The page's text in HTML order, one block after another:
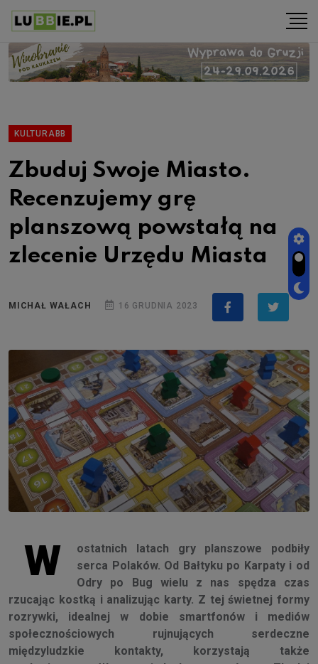
KULTURABB
Zbuduj Swoje Miasto.
Recenzujemy grę
planszową powstałą na
zlecenie Urzędu Miasta
MICHAŁ WAŁACH 16 GRUDNIA 2023
W
ostatnich latach gry planszowe podbiły
serca Polaków. Od Bałtyku po Karpaty i od
Odry po Bug wielu z nas spędza czas
rzucając kostką i analizując karty. Z tej świetnej formy
rozrywki, idealnej w dobie smartfonów i mediów
społecznościowych rujnujących serdeczne
międzyludzkie kontakty, korzystają także